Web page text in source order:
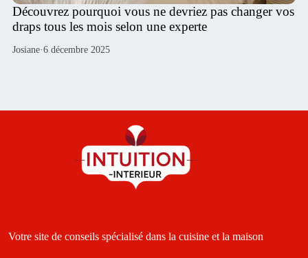
Découvrez pourquoi vous ne devriez pas changer vos
draps tous les mois selon une experte
Josiane·6 décembre 2025
Votre site de conseils spécialisé dans la cuisine et la maison